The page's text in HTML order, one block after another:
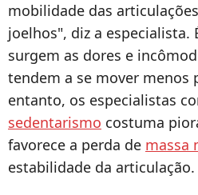
mobilidade das
joelhos", diz a especialista.
surgem as dores e
tendem a se mover menos
entanto, os especialistas
sedentarismo costuma
favorece a perda de massa
estabilidade da articulação.